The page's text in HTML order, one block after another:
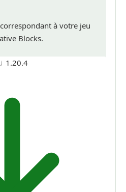
à votre jeu
Blocks.
1.20.4